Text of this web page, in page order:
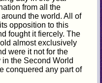
from all the
the world. All of
opposition to this
fought it fiercely. The
almost exclusively
were it not for the
the Second World
conquered any part of